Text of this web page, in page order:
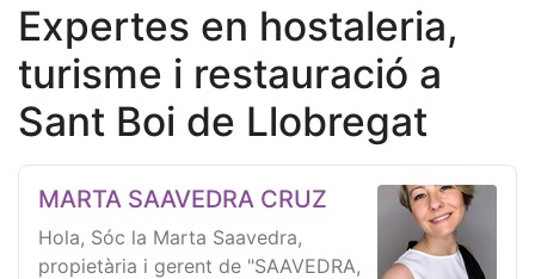
Expertes en hostaleria,
turisme i restauració a
Sant Boi de Llobregat
MARTA SAAVEDRA CRUZ
Hola, Sóc la Marta Saavedra,
propietària i gerent de "SAAVEDRA,